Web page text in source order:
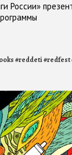
России»
#reddeti#redfest